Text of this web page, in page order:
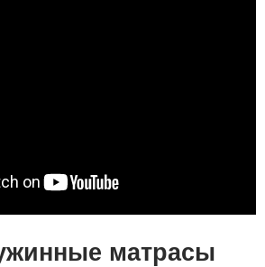
матрасы